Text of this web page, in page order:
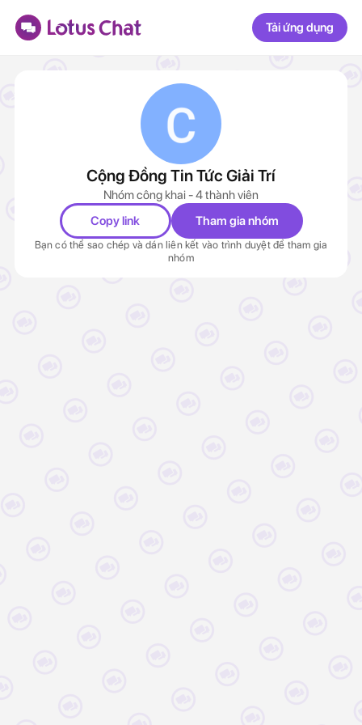
Tải ứng dụng
Cộng Đồng Tin Tức Giải Trí
Nhóm công khai - 4 thành viên
Copy link
Tham gia nhóm
Bạn có thể sao chép và dán liên kết vào trình duyệt để tham gia
nhóm